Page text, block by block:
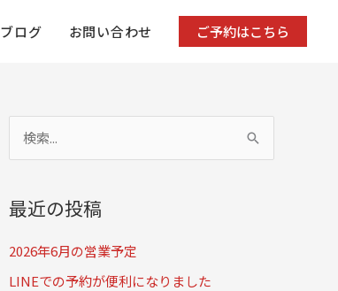
ブログ お問い合わせ ご予約はこちら
象
:
最近の投稿
2026年6月の営業予定
LINEでの予約が便利になりました